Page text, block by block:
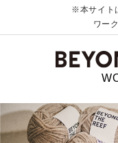
※本サイト
ワー